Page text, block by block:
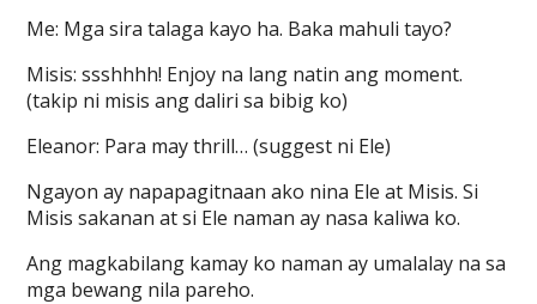
Me: Mga sira talaga kayo ha. Baka mahuli tayo?
Misis: ssshhhh! Enjoy na lang natin ang moment.
(takip ni misis ang daliri sa bibig ko)
Eleanor: Para may thrill… (suggest ni Ele)
Ngayon ay napapagitnaan ako nina Ele at Misis. Si
Misis sakanan at si Ele naman ay nasa kaliwa ko.
Ang magkabilang kamay ko naman ay umalalay na sa
mga bewang nila pareho.